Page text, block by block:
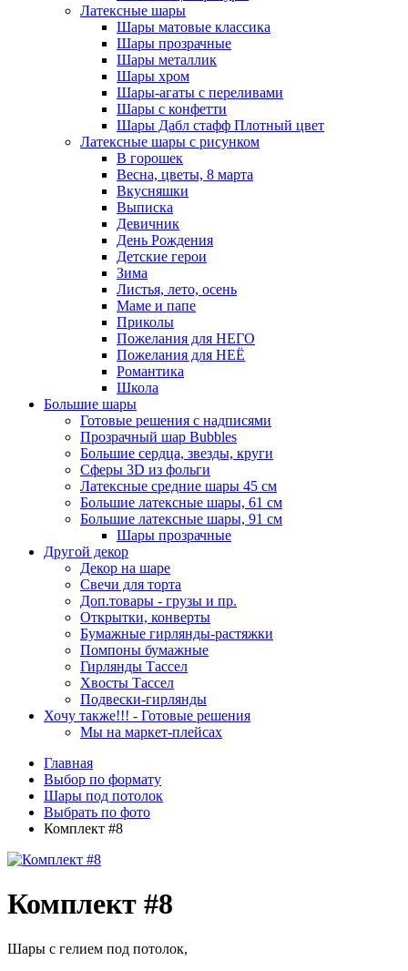
Латексные шары
Шары матовые классика
Шары прозрачные
Шары металлик
Шары хром
Шары-агаты с переливами
Шары с конфетти
Шары Дабл стафф Плотный цвет
Латексные шары с рисунком
В горошек
Весна, цветы, 8 марта
Вкусняшки
Выписка
Девичник
День Рождения
Детские герои
Зима
Листья, лето, осень
Маме и папе
Приколы
Пожелания для НЕГО
Пожелания для НЕЁ
Романтика
Школа
Большие шары
Готовые решения с надписями
Прозрачный шар Bubbles
Большие сердца, звезды, круги
Сферы 3D из фольги
Латексные средние шары 45 см
Большие латексные шары, 61 см
Большие латексные шары, 91 см
Шары прозрачные
Другой декор
Декор на шаре
Свечи для торта
Доп.товары - грузы и пр.
Открытки, конверты
Бумажные гирлянды-растяжки
Помпоны бумажные
Гирлянды Тассел
Хвосты Тассел
Подвески-гирлянды
Хочу также!!! - Готовые решения
Мы на маркет-плейсах
Главная
Выбор по формату
Шары под потолок
Выбрать по фото
Комплект #8
Комплект #8
Шары с гелием под потолок,